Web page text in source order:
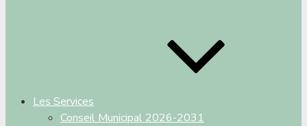
Les Services
Conseil Municipal 2026-2031